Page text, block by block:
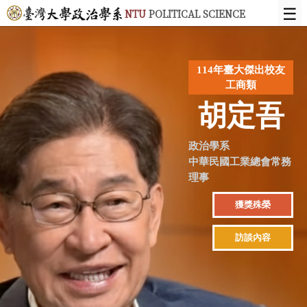
NTUPOLITICAL SCIENCE ☰
114年臺大傑出校友
工商類
胡定吾
政治學系
中華民國工業總會常務
理事
獲獎殊榮
訪談內容